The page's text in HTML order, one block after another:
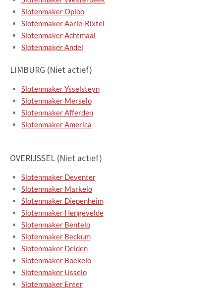
Slotenmaker Oploo
Slotenmaker Aarle-Rixtel
Slotenmaker Achtmaal
Slotenmaker Andel
LIMBURG (Niet actief)
Slotenmaker Ysselsteyn
Slotenmaker Merselo
Slotenmaker Afferden
Slotenmaker America
OVERIJSSEL (Niet actief)
Slotenmaker Deventer
Slotenmaker Markelo
Slotenmaker Diepenheim
Slotenmaker Hengevelde
Slotenmaker Bentelo
Slotenmaker Beckum
Slotenmaker Delden
Slotenmaker Boekelo
Slotenmaker Usselo
Slotenmaker Enter